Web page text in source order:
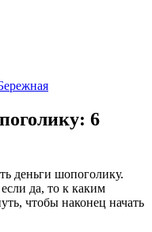
6
деньги шопоголику.
да, то к каким
чтобы наконец начать